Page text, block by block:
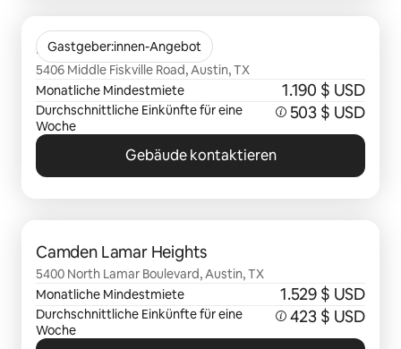
Gastgeber:innen-Angebot
Flora
5406 Middle Fiskville Road, Austin, TX
Monatliche Mindestmiete
1.190 $ USD
Durchschnittliche Einkünfte für eine
Woche
503 $ USD
Gebäude kontaktieren
Camden Lamar Heights
5400 North Lamar Boulevard, Austin, TX
Monatliche Mindestmiete
1.529 $ USD
Durchschnittliche Einkünfte für eine
Woche
423 $ USD